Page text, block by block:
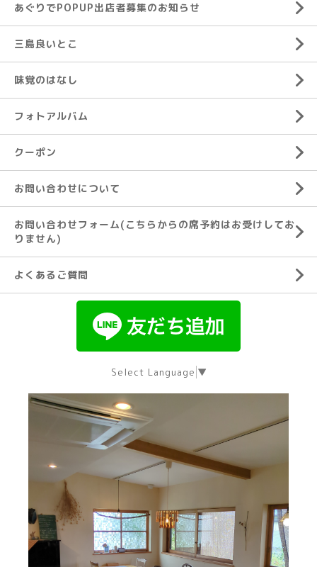
あぐりでPOPUP出店者募集のお知らせ
三島良いとこ
味覚のはなし
フォトアルバム
クーポン
お問い合わせについて
お問い合わせフォーム(こちらからの席予約はお受けしてお
りません)
よくあるご質問
Select Language ▼